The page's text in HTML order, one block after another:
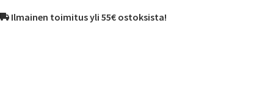
Ilmainen toimitus yli 55€ ostoksista!